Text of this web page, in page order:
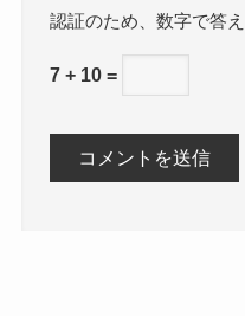
数字で答
7 + 10 =